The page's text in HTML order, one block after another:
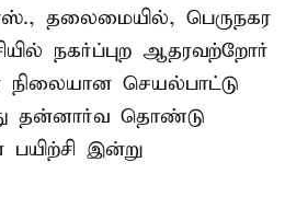
தலைமையில், பெருநகர
நகர்ப்புற ஆதரவற்றோர்
நிலையான செயல்பாட்டு
தன்னார்வ தொண்டு
பயிற்சி இன்று